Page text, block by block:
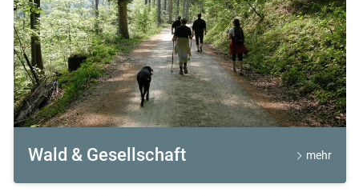
Wald & Gesellschaft mehr